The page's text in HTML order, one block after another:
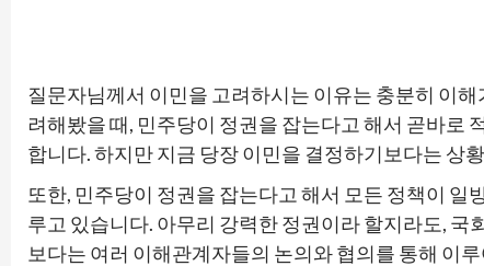
질문자님께서 이민을 고려하시는 이유는 충분히 이
려해봤을 때, 민주당이 정권을 잡는다고 해서 곧바로
합니다. 하지만 지금 당장 이민을 결정하기보다는 상
또한, 민주당이 정권을 잡는다고 해서 모든 정책이
루고 있습니다. 아무리 강력한 정권이라 할지라도,
보다는 여러 이해관계자들의 논의와 협의를 통해 이